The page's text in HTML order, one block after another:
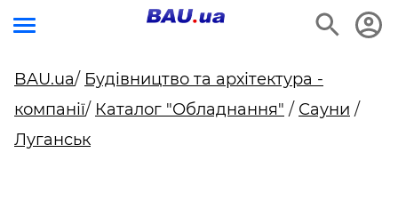
BAU.ua/ Будівництво та архітектура -
компанії/ Каталог "Обладнання" / Сауни /
Луганськ